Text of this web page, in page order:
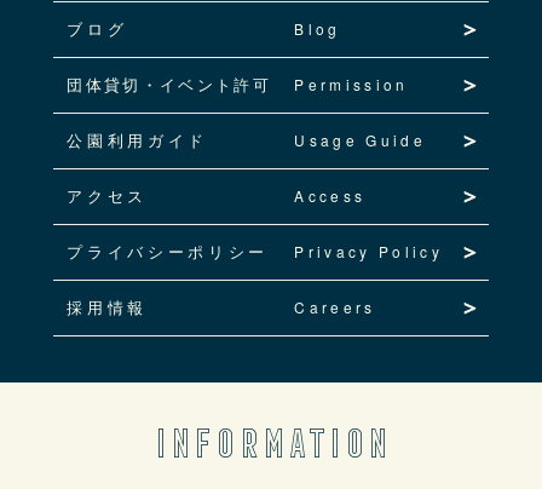
ブログ Blog
団体貸切・イベント許可 Permission
公園利用ガイド Usage Guide
アクセス Access
プライバシーポリシー Privacy Policy
採用情報 Careers
INFORMATION